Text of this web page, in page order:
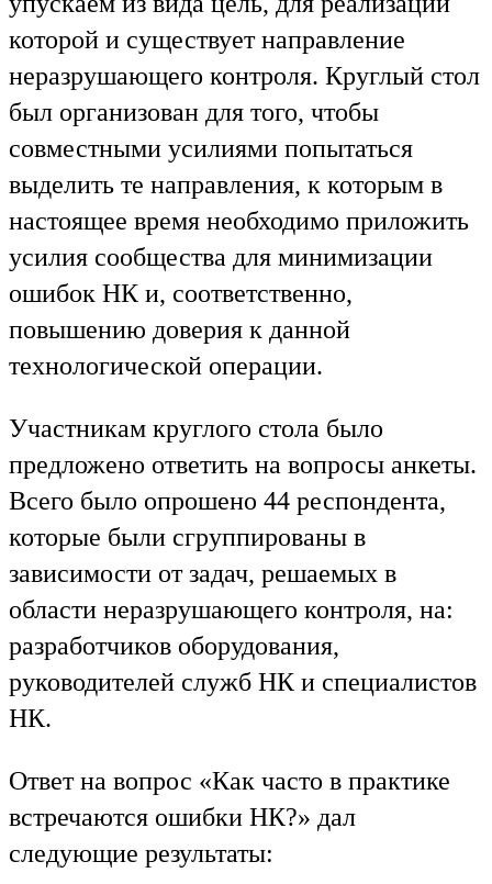
которой и существует направление
неразрушающего контроля. Круглый стол
был организован для того, чтобы
совместными усилиями попытаться
выделить те направления, к которым в
настоящее время необходимо приложить
усилия сообщества для минимизации
ошибок НК и, соответственно,
повышению доверия к данной
технологической операции.
Участникам круглого стола было
предложено ответить на вопросы анкеты.
Всего было опрошено 44 респондента,
которые были сгруппированы в
зависимости от задач, решаемых в
области неразрушающего контроля, на:
разработчиков оборудования,
руководителей служб НК и специалистов
НК.
Ответ на вопрос «Как часто в практике
встречаются ошибки НК?» дал
следующие результаты: